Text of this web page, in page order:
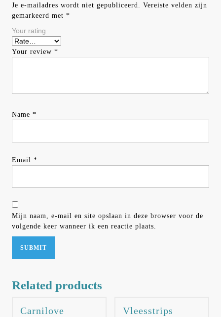
Je e-mailadres wordt niet gepubliceerd.
Vereiste velden zijn
gemarkeerd met *
Your rating
Your review *
Name *
Email *
Mijn naam, e-mail en site opslaan in deze browser voor de
volgende keer wanneer ik een reactie plaats.
Related products
Carnilove
Vleesstrips